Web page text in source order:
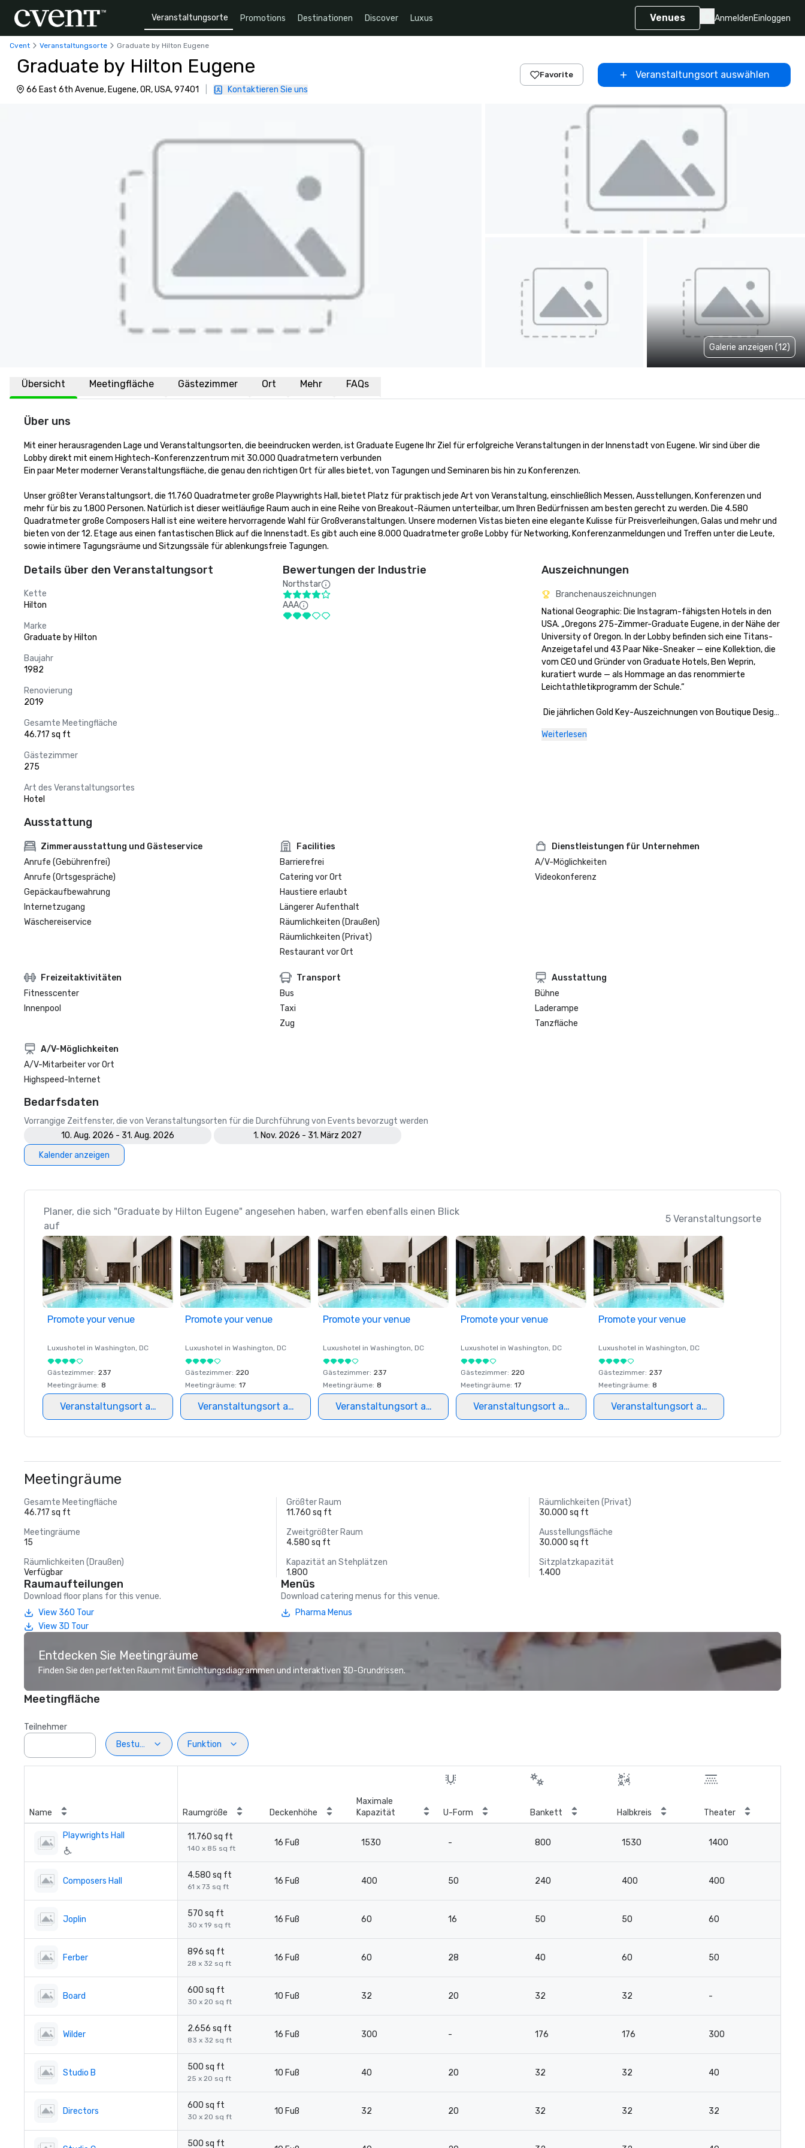
Veranstaltungsorte Promotions Destinationen Discover Luxus Venues AnmeldenEinloggen
Cvent Veranstaltungsorte Graduate by Hilton Eugene
Graduate by Hilton Eugene
66 East 6th Avenue, Eugene, OR, USA, 97401 Kontaktieren Sie uns
Favorite Veranstaltungsort auswählen
Galerie anzeigen (12)
Übersicht Meetingfläche Gästezimmer Ort Mehr FAQs
Über uns
Mit einer herausragenden Lage und Veranstaltungsorten, die beeindrucken werden, ist Graduate Eugene Ihr Ziel für erfolgreiche Veranstaltungen in der Innenstadt von Eugene. Wir sind über die
Lobby direkt mit einem Hightech-Konferenzzentrum mit 30.000 Quadratmetern verbunden
Ein paar Meter moderner Veranstaltungsfläche, die genau den richtigen Ort für alles bietet, von Tagungen und Seminaren bis hin zu Konferenzen.
Unser größter Veranstaltungsort, die 11.760 Quadratmeter große Playwrights Hall, bietet Platz für praktisch jede Art von Veranstaltung, einschließlich Messen, Ausstellungen, Konferenzen und
mehr für bis zu 1.800 Personen. Natürlich ist dieser weitläufige Raum auch in eine Reihe von Breakout-Räumen unterteilbar, um Ihren Bedürfnissen am besten gerecht zu werden. Die 4.580
Quadratmeter große Composers Hall ist eine weitere hervorragende Wahl für Großveranstaltungen. Unsere modernen Vistas bieten eine elegante Kulisse für Preisverleihungen, Galas und mehr und
bieten von der 12. Etage aus einen fantastischen Blick auf die Innenstadt. Es gibt auch eine 8.000 Quadratmeter große Lobby für Networking, Konferenzanmeldungen und Treffen unter die Leute,
sowie intimere Tagungsräume und Sitzungssäle für ablenkungsfreie Tagungen.
Details über den Veranstaltungsort
Kette
Hilton
Marke
Graduate by Hilton
Baujahr
1982
Renovierung
2019
Gesamte Meetingfläche
46.717 sq ft
Gästezimmer
275
Art des Veranstaltungsortes
Hotel
Bewertungen der Industrie
Northstar
AAA
Auszeichnungen
Branchenauszeichnungen
National Geographic: Die Instagram-fähigsten Hotels in den
USA. „Oregons 275-Zimmer-Graduate Eugene, in der Nähe der
University of Oregon. In der Lobby befinden sich eine Titans-
Anzeigetafel und 43 Paar Nike-Sneaker — eine Kollektion, die
vom CEO und Gründer von Graduate Hotels, Ben Weprin,
kuratiert wurde — als Hommage an das renommierte
Leichtathletikprogramm der Schule.“
Die jährlichen Gold Key-Auszeichnungen von Boutique Design
Weiterlesen
Ausstattung
Zimmerausstattung und Gästeservice
Anrufe (Gebührenfrei)
Anrufe (Ortsgespräche)
Gepäckaufbewahrung
Internetzugang
Wäschereiservice
Facilities
Barrierefrei
Catering vor Ort
Haustiere erlaubt
Längerer Aufenthalt
Räumlichkeiten (Draußen)
Räumlichkeiten (Privat)
Restaurant vor Ort
Dienstleistungen für Unternehmen
A/V-Möglichkeiten
Videokonferenz
Freizeitaktivitäten
Fitnesscenter
Innenpool
Transport
Bus
Taxi
Zug
Ausstattung
Bühne
Laderampe
Tanzfläche
A/V-Möglichkeiten
A/V-Mitarbeiter vor Ort
Highspeed-Internet
Bedarfsdaten
Vorrangige Zeitfenster, die von Veranstaltungsorten für die Durchführung von Events bevorzugt werden
10. Aug. 2026 - 31. Aug. 2026
1. Nov. 2026 - 31. März 2027
Kalender anzeigen
Planer, die sich "Graduate by Hilton Eugene" angesehen haben, warfen ebenfalls einen Blick
auf
5 Veranstaltungsorte
Promote your venue
Luxushotel in Washington, DC
Gästezimmer: 237
Meetingräume: 8
Veranstaltungsort auswählen
Promote your venue
Luxushotel in Washington, DC
Gästezimmer: 220
Meetingräume: 17
Veranstaltungsort auswählen
Promote your venue
Luxushotel in Washington, DC
Gästezimmer: 237
Meetingräume: 8
Veranstaltungsort auswählen
Promote your venue
Luxushotel in Washington, DC
Gästezimmer: 220
Meetingräume: 17
Veranstaltungsort auswählen
Promote your venue
Luxushotel in Washington, DC
Gästezimmer: 237
Meetingräume: 8
Veranstaltungsort auswählen
Meetingräume
Gesamte Meetingfläche
46.717 sq ft
Größter Raum
11.760 sq ft
Räumlichkeiten (Privat)
30.000 sq ft
Meetingräume
15
Zweitgrößter Raum
4.580 sq ft
Ausstellungsfläche
30.000 sq ft
Räumlichkeiten (Draußen)
Verfügbar
Kapazität an Stehplätzen
1.800
Sitzplatzkapazität
1.400
Raumaufteilungen
Download floor plans for this venue.
View 360 Tour
View 3D Tour
Menüs
Download catering menus for this venue.
Pharma Menus
Entdecken Sie Meetingräume
Finden Sie den perfekten Raum mit Einrichtungsdiagrammen und interaktiven 3D-Grundrissen.
Meetingfläche
Teilnehmer
Bestuhlung
Funktion
Name Raumgröße Deckenhöhe
Maximale
Kapazität
U-Form Bankett Halbkreis Theater
Playwrights Hall 11.760 sq ft
140 x 85 sq ft
16 Fuß 1530 - 800 1530 1400
Composers Hall
4.580 sq ft
61 x 73 sq ft
16 Fuß 400 50 240 400 400
Joplin
570 sq ft
30 x 19 sq ft
16 Fuß 60 16 50 50 60
Ferber
896 sq ft
28 x 32 sq ft
16 Fuß 60 28 40 60 50
Board
600 sq ft
30 x 20 sq ft
10 Fuß 32 20 32 32 -
Wilder
2.656 sq ft
83 x 32 sq ft
16 Fuß 300 - 176 176 300
Studio B
500 sq ft
25 x 20 sq ft
10 Fuß 40 20 32 32 40
Directors
600 sq ft
30 x 20 sq ft
10 Fuß 32 20 32 32 32
500 sq ft